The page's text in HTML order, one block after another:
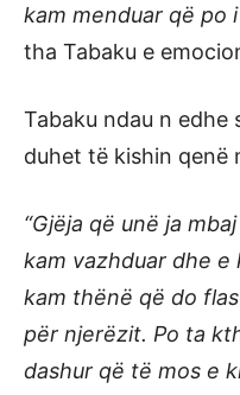
kam menduar që po
tha Tabaku e
Tabaku ndau n edhe
duhet të kishin qenë
“Gjëja që unë ja
kam vazhduar dhe e
kam thënë që do
për njerëzit. Po ta
dashur që të mos e